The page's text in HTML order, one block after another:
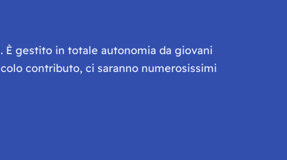
È gestito in totale autonomia da giovani
contributo, ci saranno numerosissimi